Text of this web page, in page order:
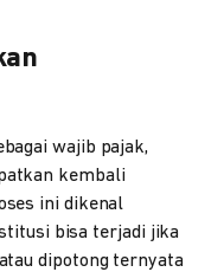
wajib pajak,
kembali
ini dikenal
bisa terjadi jika
dipotong ternyata